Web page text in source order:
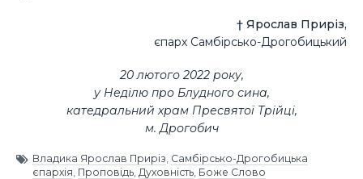
† Ярослав Приріз,
єпарх Самбірсько-Дрогобицький
20 лютого 2022 року,
у Неділю про Блудного сина,
катедральний храм Пресвятої Трійці,
м. Дрогобич
Владика Ярослав Приріз Самбірсько-Дрогобицька
єпархія Проповідь Духовність Боже Слово